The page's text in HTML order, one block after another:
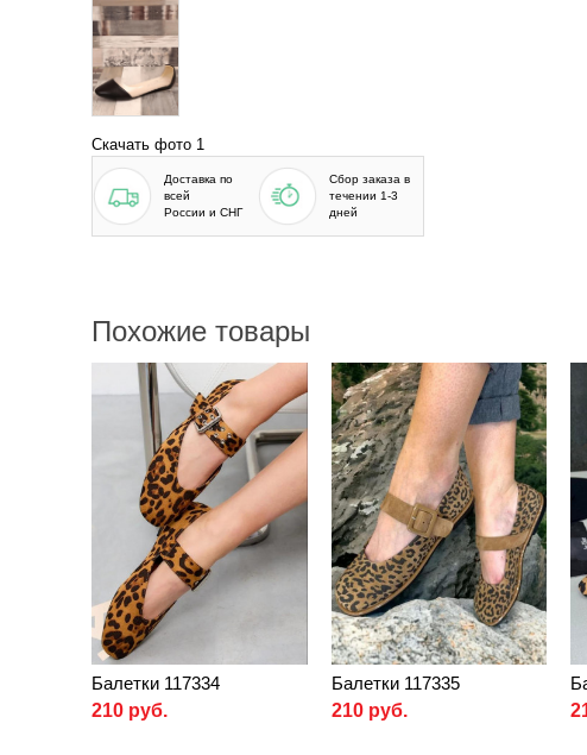
Скачать фото 1
Доставка по
всей
России и СНГ
Сбор заказа в
течении 1-3
дней
Похожие товары
Балетки 117334
210 руб.
Балетки 117335
210 руб.